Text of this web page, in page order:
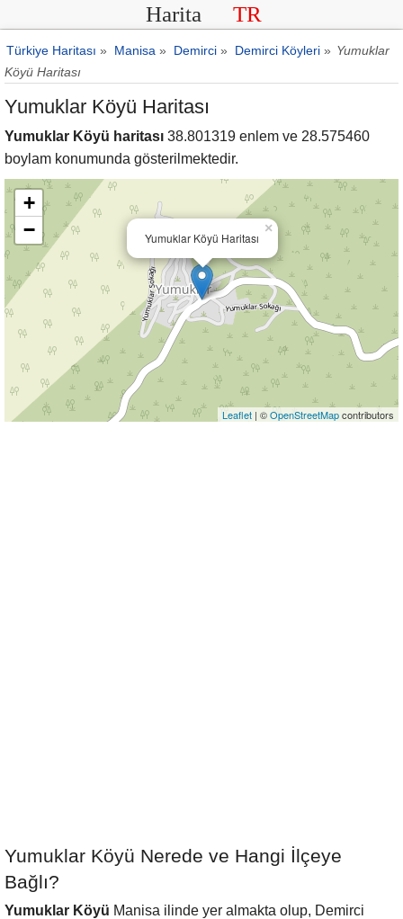
Harita TR
Türkiye Haritası » Manisa » Demirci » Demirci Köyleri » Yumuklar
Köyü Haritası
Yumuklar Köyü Haritası
Yumuklar Köyü haritası 38.801319 enlem ve 28.575460
boylam konumunda gösterilmektedir.
Yumuklar Köyü Haritası
×
+
−
Leaflet | ©OpenStreetMapcontributors
Yumuklar Köyü Nerede ve Hangi İlçeye
Bağlı?
Yumuklar Köyü Manisa ilinde yer almakta olup, Demirci